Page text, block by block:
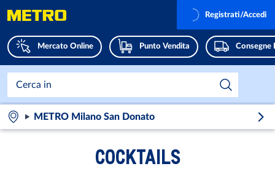
Mercato Online Punto Vendita Consegne
Registrati/Accedi
METRO Milano San Donato
COCKTAILS